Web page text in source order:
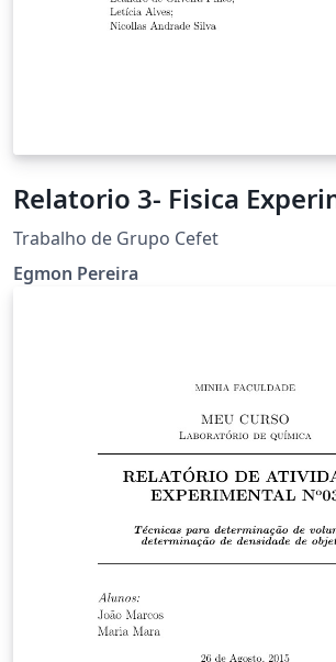
Relatorio 3- Fisica
Trabalho de Grupo Cefet
Egmon Pereira